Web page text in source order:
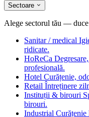
Sectoare
Alege sectorul tău —
Sanitar / medical
ridicate.
HoReCa
profesională.
Hotel Curățenie,
Retail Întreținere
Instituții & birouri
birouri.
Industrial Curățenie